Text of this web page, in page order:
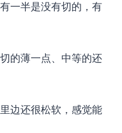
一半是没有切的，有
的薄一点、中等的还
边还很松软，感觉能